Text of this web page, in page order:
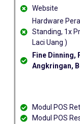
Website
Hardware
Standing, 1x
Laci Uang )
Fine Dinning,
Angkringan,
Modul POS
Modul POS